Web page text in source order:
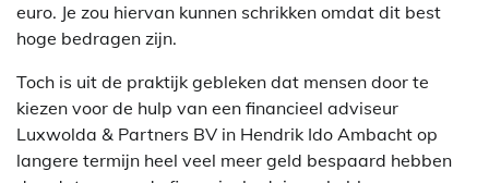
euro. Je zou hiervan kunnen schrikken omdat dit best
hoge bedragen zijn.
Toch is uit de praktijk gebleken dat mensen door te
kiezen voor de hulp van een financieel adviseur
Luxwolda & Partners BV in Hendrik Ido Ambacht op
langere termijn heel veel meer geld bespaard hebben